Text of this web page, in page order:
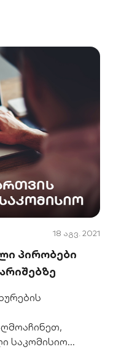
18 აგვ. 2021
პირობები
საკომისიო